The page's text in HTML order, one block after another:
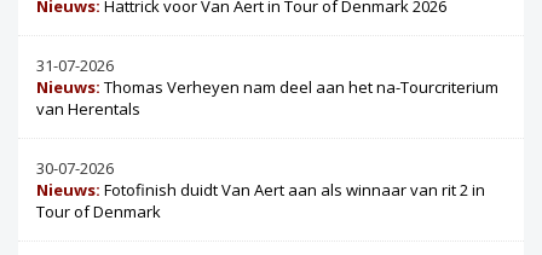
Nieuws: Hattrick voor Van Aert in Tour of Denmark 2026
31-07-2026
Nieuws: Thomas Verheyen nam deel aan het na-Tourcriterium
van Herentals
30-07-2026
Nieuws: Fotofinish duidt Van Aert aan als winnaar van rit 2 in
Tour of Denmark